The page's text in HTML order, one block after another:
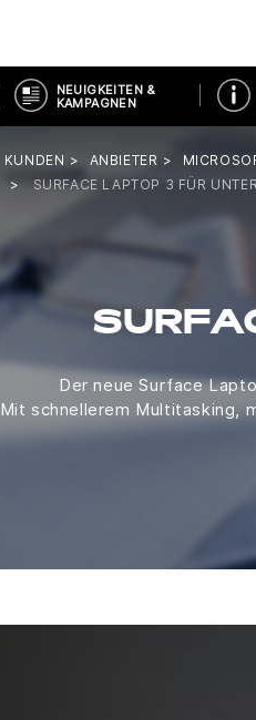
NEUIGKEITEN &
KAMPAGNEN
KUNDEN ANBIETER
SURFACE LAPTOP 3 FÜR
Der neue Surface
Mit schnellerem Multitasking,